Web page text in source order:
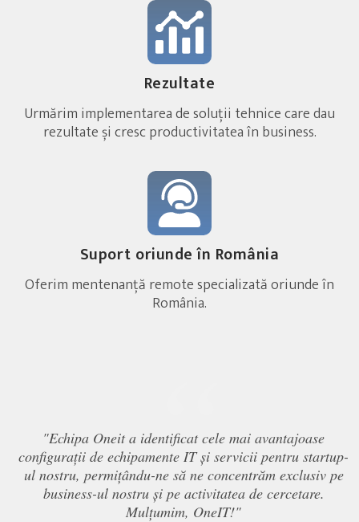
Rezultate
Urmărim implementarea de soluții tehnice care dau
rezultate și cresc productivitatea în business.
Suport oriunde în România
Oferim mentenanță remote specializată oriunde în
România.
“
"Echipa Oneit a identificat cele mai avantajoase
configurații de echipamente IT și servicii pentru startup-
ul nostru, permițându-ne să ne concentrăm exclusiv pe
business-ul nostru și pe activitatea de cercetare.
Mulțumim, OneIT!"